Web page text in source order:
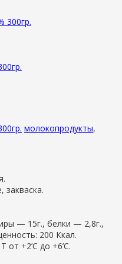
молокопродукты,
закваска.
— 15г., белки — 2,8г.,
200 Ккал.
от +2’С до +6’C.